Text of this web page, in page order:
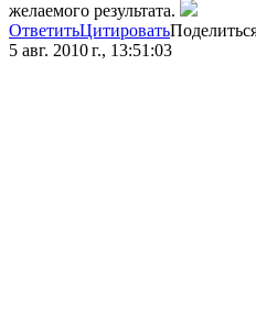
желаемого результата.
ОтветитьЦитировать
5 авг. 2010 г., 13:51:03